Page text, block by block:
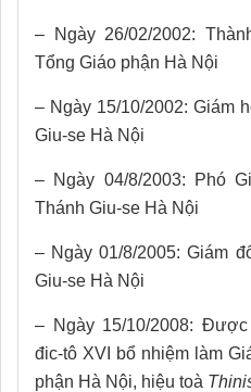
– Ngày 26/02/2002:
Tổng Giáo phận Hà Nội
– Ngày 15/10/2002: Giám
Giu-se Hà Nội
– Ngày 04/8/2003: Phó
Thánh Giu-se Hà Nội
– Ngày 01/8/2005: Giám
Giu-se Hà Nội
– Ngày 15/10/2008:
đic-tô XVI bổ nhiệm làm
phận Hà Nội, hiệu toà